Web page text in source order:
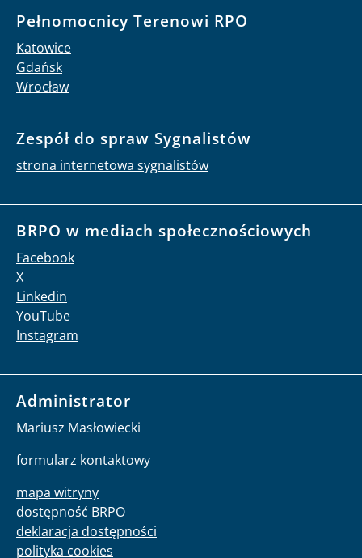
Pełnomocnicy Terenowi RPO
Katowice
Gdańsk
Wrocław
Zespół do spraw Sygnalistów
strona internetowa sygnalistów
BRPO w mediach społecznościowych
Facebook
X
Linkedin
YouTube
Instagram
Administrator
Mariusz Masłowiecki
formularz kontaktowy
mapa witryny
dostępność BRPO
deklaracja dostępności
polityka cookies